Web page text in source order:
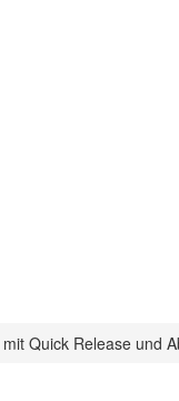
Quick Release und